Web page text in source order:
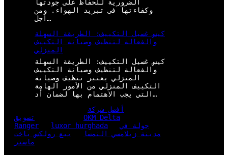
الضرورية للحفاظ على جودتها
وكفاءتها في تبريد الهواء. ومن
أجل…
كيس غسيل التكييف: الطريقة السهلة
والفعالة لتنظيف وصيانة التكييف
المنزلي
كيس غسيل التكييف: الطريقة السهلة
والفعالة لتنظيف وصيانة التكييف
المنزلي يعتبر تنظيف وصيانة
التكييف المنزلي من الأمور الهامة
التي يجب الاهتمام بها لضمان أد…
أفضل شركة
تسويق
OKM Delta
Ranger
luxor hurghada
جولة في
مدينة زيلامسي النمسا
بيع رولكس ياخت
ماستر